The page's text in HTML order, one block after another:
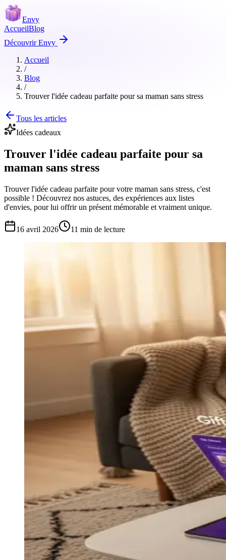
Envy
AccueilBlog
Découvrir Envy
Accueil
/
Blog
/
Trouver l'idée cadeau parfaite pour sa maman sans stress
Tous les articles
Idées cadeaux
Trouver l'idée cadeau parfaite pour sa
maman sans stress
Trouver l'idée cadeau parfaite pour votre maman sans stress, c'est
possible ! Découvrez nos astuces, des expériences aux listes
d'envies, pour lui offrir un présent mémorable et vraiment unique.
16 avril 2026 11 min de lecture